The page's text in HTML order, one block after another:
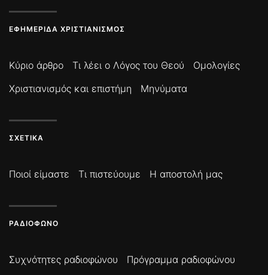
ΕΦΗΜΕΡΊΔΑ ΧΡΙΣΤΙΑΝΙΣΜΌΣ
Κύριο άρθρο Τι λέει ο Λόγος του Θεού
Ομολογίες
Χριστιανισμός και επιστήμη
Μηνύματα
ΣΧΕΤΙΚΆ
Ποιοί είμαστε Τι πιστεύουμε Η αποστολή μας
ΡΑΔΙΌΦΩΝΟ
Συχνότητες ραδιοφώνου
Πρόγραμμα ραδιοφώνου